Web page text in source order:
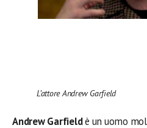
L’attore Andrew Garfield
Andrew Garfieldè un uomo